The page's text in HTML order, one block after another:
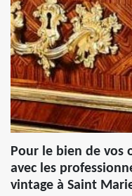
Pour le bien de vos
avec les
vintage à Saint